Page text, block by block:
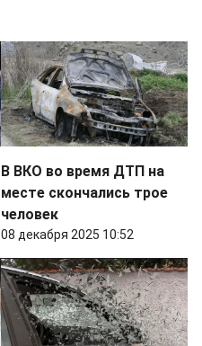
В ВКО во время ДТП на
месте скончались трое
человек
08 декабря 2025 10:52